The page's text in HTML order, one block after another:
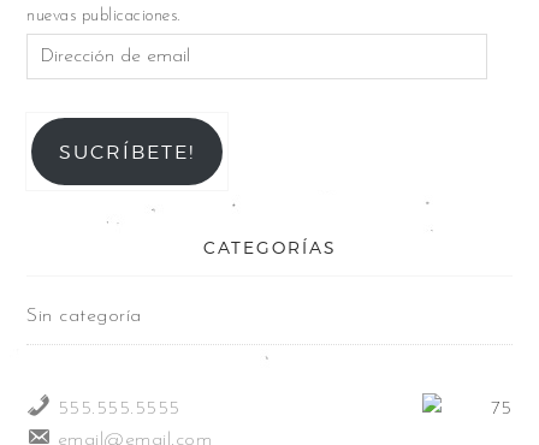
nuevas publicaciones.
SUCRÍBETE!
CATEGORÍAS
Sin categoría
555.555.5555
email@email.com